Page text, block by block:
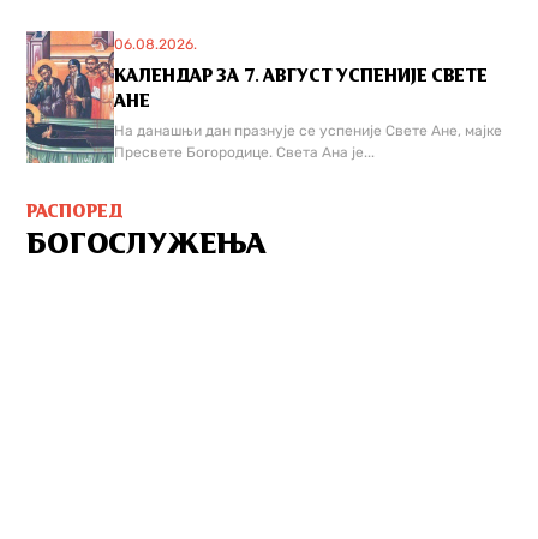
06.08.2026.
КАЛЕНДАР ЗА 7. АВГУСТ УСПЕНИЈЕ СВЕТЕ
АНЕ
На данашњи дан празнује се успеније Свете Ане, мајке
Пресвете Богородице. Света Ана је...
РАСПОРЕД
БОГОСЛУЖЕЊА